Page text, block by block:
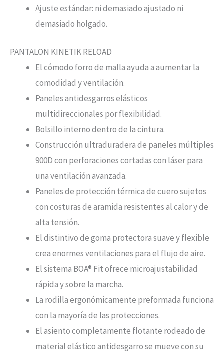
Ajuste estándar: ni demasiado ajustado ni
demasiado holgado.
PANTALON KINETIK RELOAD
El cómodo forro de malla ayuda a aumentar la
comodidad y ventilación.
Paneles antidesgarros elásticos
multidireccionales por flexibilidad.
Bolsillo interno dentro de la cintura.
Construcción ultraduradera de paneles múltiples
900D con perforaciones cortadas con láser para
una ventilación avanzada.
Paneles de protección térmica de cuero sujetos
con costuras de aramida resistentes al calor y de
alta tensión.
El distintivo de goma protectora suave y flexible
crea enormes ventilaciones para el flujo de aire.
El sistema BOA® Fit ofrece microajustabilidad
rápida y sobre la marcha.
La rodilla ergonómicamente preformada funciona
con la mayoría de las protecciones.
El asiento completamente flotante rodeado de
material elástico antidesgarro se mueve con su